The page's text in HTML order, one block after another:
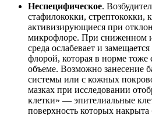
Неспецифическое.
стафилококки, стрептококки,
активизирующиеся при
микрофлоре. При сниженном
среда ослабевает и
флорой, которая в норме тоже
объеме. Возможно занесение
системы или с кожных
мазках при исследовании
клетки» — эпителиальные
поверхность которых